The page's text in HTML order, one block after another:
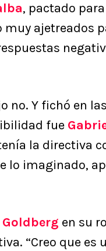
, pactado
muy ajetreados
no. Y fichó en
fue
la directiva
imaginado,
en su
“Creo que es